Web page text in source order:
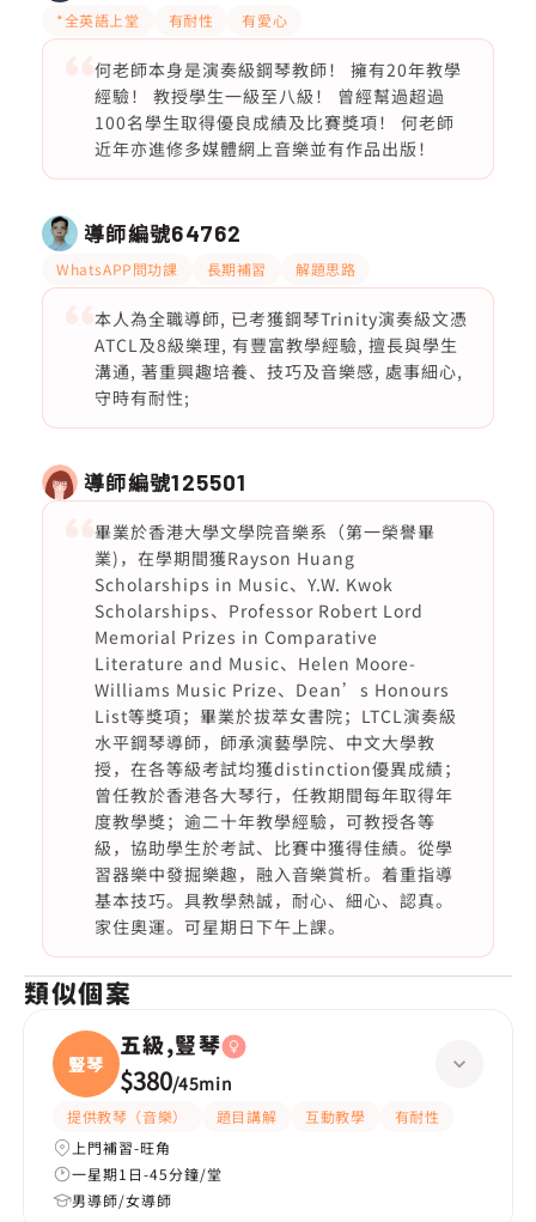
*全英語上堂 有耐性 有愛心
何老師本身是演奏級鋼琴教師！ 擁有20年教學
經驗！ 教授學生一級至八級！ 曾經幫過超過
100名學生取得優良成績及比賽獎項！ 何老師
近年亦進修多媒體網上音樂並有作品出版！
導師編號64762
WhatsAPP問功課 長期補習 解題思路
本人為全職導師, 已考獲鋼琴Trinity演奏級文憑
ATCL及8級樂理, 有豐富教學經驗, 擅長與學生
溝通, 著重興趣培養、技巧及音樂感, 處事細心,
守時有耐性;
導師編號125501
畢業於香港大學文學院音樂系（第一榮譽畢
業)，在學期間獲Rayson Huang
Scholarships in Music、Y.W. Kwok
Scholarships、Professor Robert Lord
Memorial Prizes in Comparative
Literature and Music、Helen Moore-
Williams Music Prize、Dean’s Honours
List等獎項；畢業於拔萃女書院；LTCL演奏級
水平鋼琴導師，師承演藝學院、中文大學教
授，在各等級考試均獲distinction優異成績；
曾任教於香港各大琴行，任教期間每年取得年
度教學獎；逾二十年教學經驗，可教授各等
級，協助學生於考試、比賽中獲得佳績。從學
習器樂中發掘樂趣，融入音樂賞析。着重指導
基本技巧。具教學熱誠，耐心、細心、認真。
家住奧運。可星期日下午上課。
類似個案
豎琴
五級,豎琴
$380/45min
提供教琴（音樂） 題目講解 互動教學
有耐性
上門補習-旺角
一星期1日-45分鐘/堂
男導師/女導師